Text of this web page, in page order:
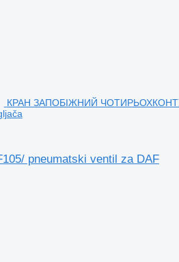
КРАН ЗАПОБІЖНИЙ
pneumatski ventil za DAF